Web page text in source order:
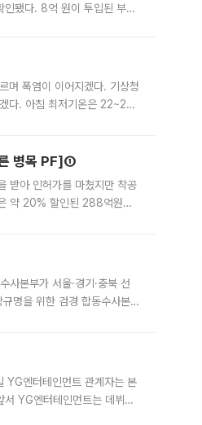
인됐다. 8억 원이 투입된 부산
며 폭염이 이어지겠다. 기상청
다. 아침 최저기온은 22~27
병목 PF]①
받아 인허가를 마쳤지만 착공
약 20% 할인된 288억원에
본부가 서울·경기·충북 선
명을 위한 검경 합동수사본
YG엔터테인먼트 관계자는 본
YG엔터테인먼트는 데뷔